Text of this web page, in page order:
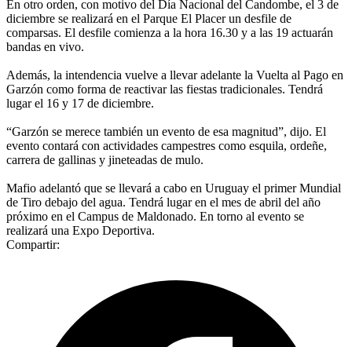
En otro orden, con motivo del Día Nacional del Candombe, el 3 de
diciembre se realizará en el Parque El Placer un desfile de
comparsas. El desfile comienza a la hora 16.30 y a las 19 actuarán
bandas en vivo.
Además, la intendencia vuelve a llevar adelante la Vuelta al Pago en
Garzón como forma de reactivar las fiestas tradicionales. Tendrá
lugar el 16 y 17 de diciembre.
“Garzón se merece también un evento de esa magnitud”, dijo. El
evento contará con actividades campestres como esquila, ordeñe,
carrera de gallinas y jineteadas de mulo.
Mafio adelantó que se llevará a cabo en Uruguay el primer Mundial
de Tiro debajo del agua. Tendrá lugar en el mes de abril del año
próximo en el Campus de Maldonado. En torno al evento se
realizará una Expo Deportiva.
Compartir: